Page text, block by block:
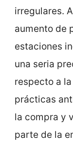
irregulares.
aumento de
estaciones
una seria
respecto a
prácticas
la compra y
parte de la